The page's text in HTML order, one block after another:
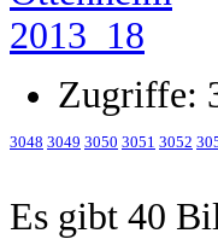
Zugriffe:
3048 3049 3050 3051 3052
Es gibt 40